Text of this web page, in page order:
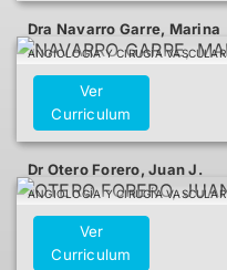
Dra Navarro Garre, Marina
ANGIOLOGÍA Y CIRUGÍA VASCULAR
Ver
Curriculum
Dr Otero Forero, Juan J.
ANGIOLOGÍA Y CIRUGÍA VASCULAR
Ver
Curriculum